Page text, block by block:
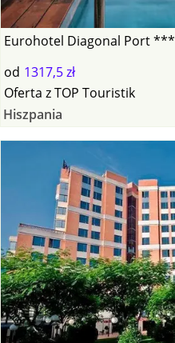
Eurohotel Diagonal Port ***
od 1317,5 zł
Oferta zTOP Touristik
Hiszpania